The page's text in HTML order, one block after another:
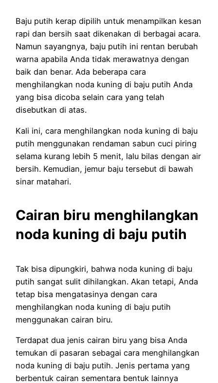
Baju putih kerap dipilih untuk menampilkan kesan
rapi dan bersih saat dikenakan di berbagai acara.
Namun sayangnya, baju putih ini rentan berubah
warna apabila Anda tidak merawatnya dengan
baik dan benar. Ada beberapa cara
menghilangkan noda kuning di baju putih Anda
yang bisa dicoba selain cara yang telah
disebutkan di atas.
Kali ini, cara menghilangkan noda kuning di baju
putih menggunakan rendaman sabun cuci piring
selama kurang lebih 5 menit, lalu bilas dengan air
bersih. Kemudian, jemur baju tersebut di bawah
sinar matahari.
Cairan biru menghilangkan
noda kuning di baju putih
Tak bisa dipungkiri, bahwa noda kuning di baju
putih sangat sulit dihilangkan. Akan tetapi, Anda
tetap bisa mengatasinya dengan cara
menghilangkan noda kuning di baju putih
menggunakan cairan biru.
Terdapat dua jenis cairan biru yang bisa Anda
temukan di pasaran sebagai cara menghilangkan
noda kuning di baju putih. Jenis pertama yang
berbentuk cairan sementara bentuk lainnya